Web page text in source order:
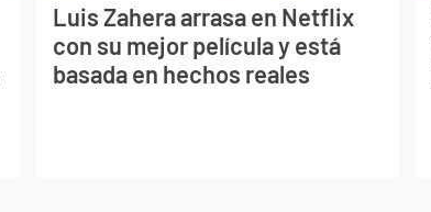
Luis Zahera arrasa en Netflix
con su mejor película y está
basada en hechos reales